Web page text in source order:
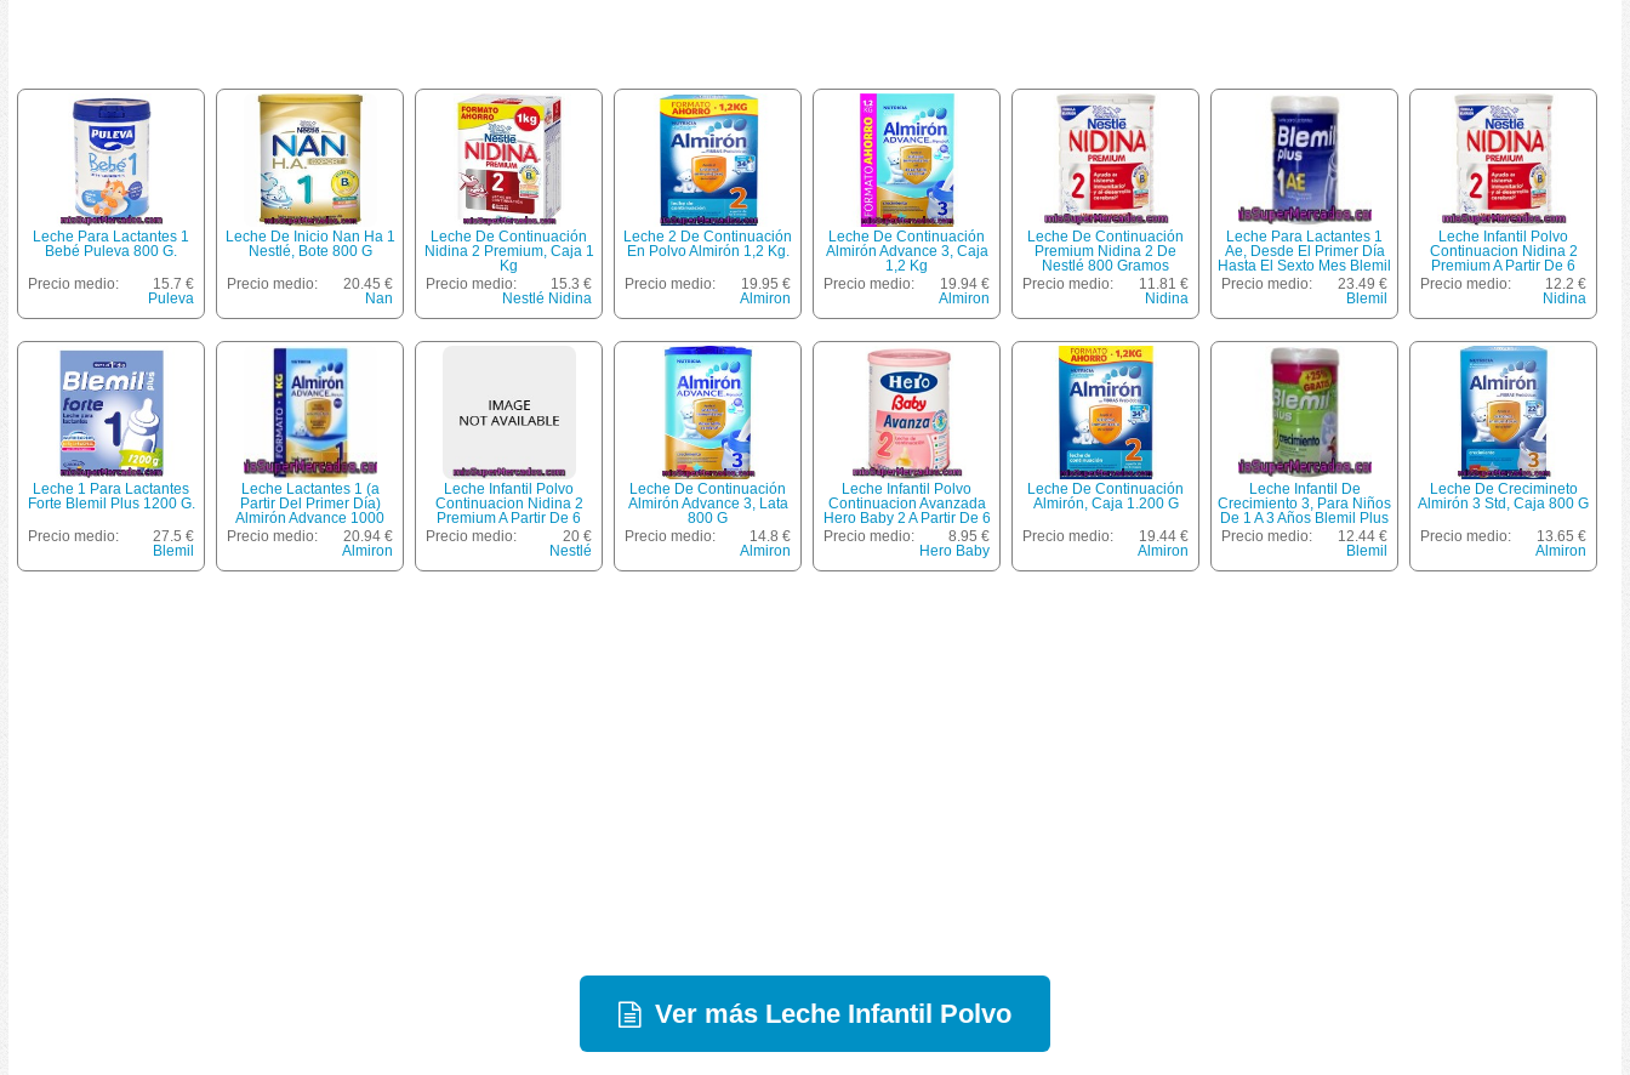
Leche Para Lactantes 1
Bebé Puleva 800 G.
Precio medio:
15.7 €
Puleva
Leche De Inicio Nan Ha 1
Nestlé, Bote 800 G
Precio medio:
20.45 €
Nan
Leche De Continuación
Nidina 2 Premium, Caja 1
Kg
Precio medio:
15.3 €
Nestlé Nidina
Leche 2 De Continuación
En Polvo Almirón 1,2 Kg.
Precio medio:
19.95 €
Almiron
Leche De Continuación
Almirón Advance 3, Caja
1,2 Kg
Precio medio:
19.94 €
Almiron
Leche De Continuación
Premium Nidina 2 De
Nestlé 800 Gramos
Precio medio:
11.81 €
Nidina
Leche Para Lactantes 1
Ae, Desde El Primer Día
Hasta El Sexto Mes Blemil
Plus 800 Gramos
Precio medio:
23.49 €
Blemil
Leche Infantil Polvo
Continuacion Nidina 2
Premium A Partir De 6
Meses, Nestle, Bote 800 G
Precio medio:
12.2 €
Nidina
Leche 1 Para Lactantes
Forte Blemil Plus 1200 G.
Precio medio:
27.5 €
Blemil
Leche Lactantes 1 (a
Partir Del Primer Día)
Almirón Advance 1000
Gramos
Precio medio:
20.94 €
Almiron
Leche Infantil Polvo
Continuacion Nidina 2
Premium A Partir De 6
Meses ***pack Ahorro***,
Nestle, Bote Pack 2 X 800
Precio medio:
20 €
Nestlé
Leche De Continuación
Almirón Advance 3, Lata
800 G
Precio medio:
14.8 €
Almiron
Leche Infantil Polvo
Continuacion Avanzada
Hero Baby 2 A Partir De 6
Meses, Hero Baby, Bote
800 G
Precio medio:
8.95 €
Hero Baby
Leche De Continuación
Almirón, Caja 1.200 G
Precio medio:
19.44 €
Almiron
Leche Infantil De
Crecimiento 3, Para Niños
De 1 A 3 Años Blemil Plus
800 Gramos
Precio medio:
12.44 €
Blemil
Leche De Crecimineto
Almirón 3 Std, Caja 800 G
Precio medio:
13.65 €
Almiron
Ver más Leche Infantil Polvo